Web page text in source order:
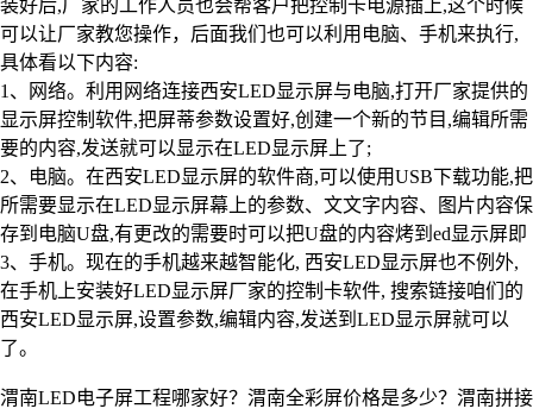
装好后,厂家的工作人员也会帮客户把控制卡电源插上,这个时候
可以让厂家教您操作，后面我们也可以利用电脑、手机来执行,
具体看以下内容:
1、网络。利用网络连接西安LED显示屏与电脑,打开厂家提供的
显示屏控制软件,把屏蒂参数设置好,创建一个新的节目,编辑所需
要的内容,发送就可以显示在LED显示屏上了;
2、电脑。在西安LED显示屏的软件商,可以使用USB下载功能,把
所需要显示在LED显示屏幕上的参数、文文字内容、图片内容保
存到电脑U盘,有更改的需要时可以把U盘的内容烤到ed显示屏即
3、手机。现在的手机越来越智能化, 西安LED显示屏也不例外,
在手机上安装好LED显示屏厂家的控制卡软件, 搜索链接咱们的
西安LED显示屏,设置参数,编辑内容,发送到LED显示屏就可以
了。
渭南LED电子屏工程哪家好？渭南全彩屏价格是多少？渭南拼接